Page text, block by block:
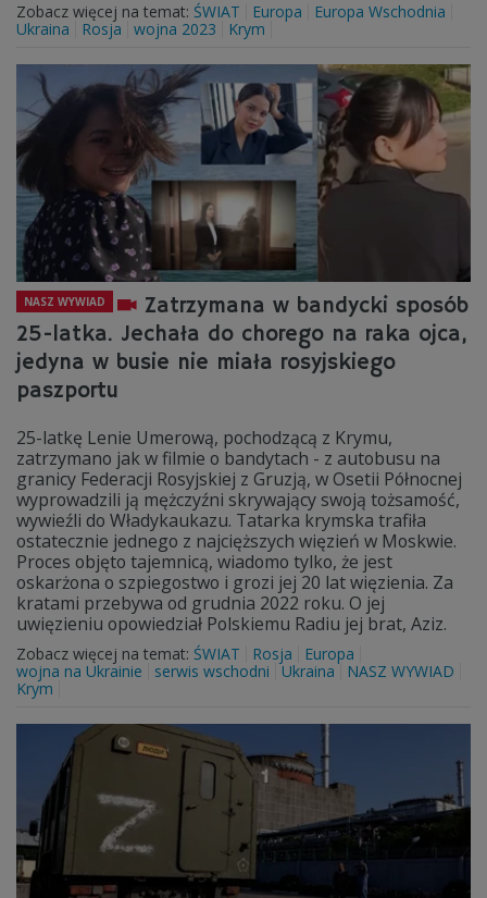
Zobacz więcej na temat: ŚWIAT Europa
Europa Wschodnia
Ukraina
Rosja wojna 2023 Krym
NASZ WYWIAD
Zatrzymana w bandycki sposób
25-latka. Jechała do chorego na raka ojca,
jedyna w busie nie miała rosyjskiego
paszportu
25-latkę Lenie Umerową, pochodzącą z Krymu,
zatrzymano jak w filmie o bandytach - z autobusu na
granicy Federacji Rosyjskiej z Gruzją, w Osetii Północnej
wyprowadzili ją mężczyźni skrywający swoją tożsamość,
wywieźli do Władykaukazu. Tatarka krymska trafiła
ostatecznie jednego z najcięższych więzień w Moskwie.
Proces objęto tajemnicą, wiadomo tylko, że jest
oskarżona o szpiegostwo i grozi jej 20 lat więzienia. Za
kratami przebywa od grudnia 2022 roku. O jej
uwięzieniu opowiedział Polskiemu Radiu jej brat, Aziz.
Zobacz więcej na temat: ŚWIAT Rosja
Europa
wojna na Ukrainie
serwis wschodni Ukraina
NASZ WYWIAD
Krym